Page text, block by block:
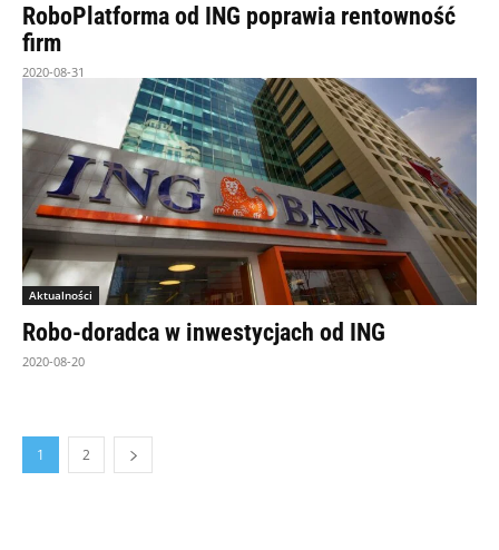
RoboPlatforma od ING poprawia rentowność
firm
2020-08-31
Aktualności
Robo-doradca w inwestycjach od ING
2020-08-20
1 2